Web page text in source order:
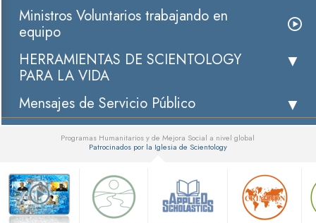
Ministros Voluntarios trabajando en
equipo
HERRAMIENTAS DE SCIENTOLOGY
PARA LA VIDA
Mensajes de Servicio Público
Programas Humanitarios y de Mejora Social a nivel global
Patrocinados por la Iglesia de Scientology